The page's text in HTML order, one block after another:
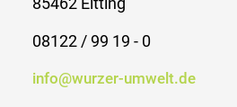
85462 Eitting
08122 / 99 19 - 0
info@wurzer-umwelt.de